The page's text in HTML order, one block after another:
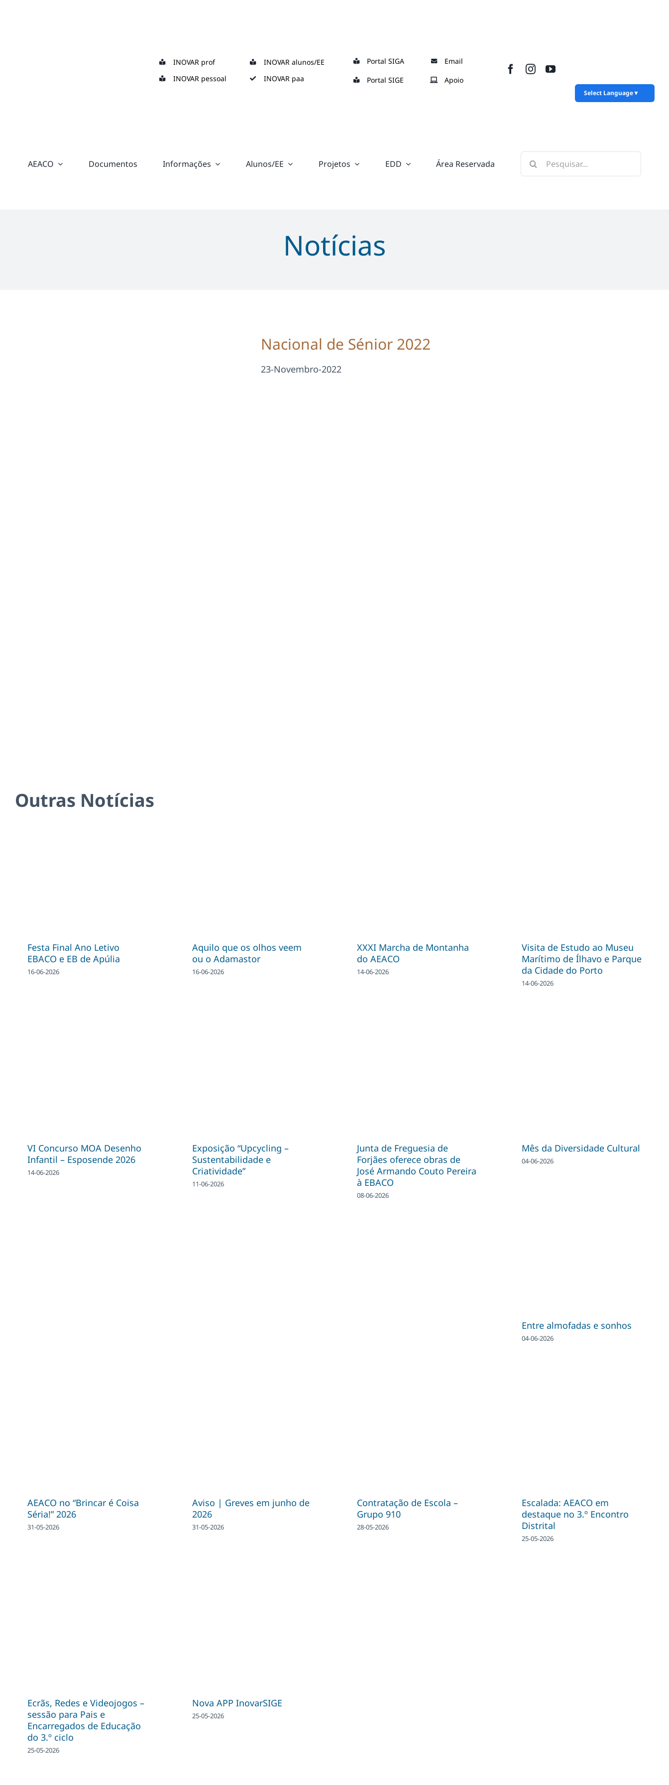
INOVAR prof
INOVAR pessoal
INOVAR alunos/EE
INOVAR paa
Portal SIGA
Portal SIGE
Email
Apoio
Select Language▼
AEACO Documentos Informações Alunos/EE Projetos EDD Área Reservada Pesquisar
Notícias
Nacional de Sénior 2022
23-Novembro-2022
Outras Notícias
Festa Final Ano Letivo
EBACO e EB de Apúlia
16-06-2026
Aquilo que os olhos veem
ou o Adamastor
16-06-2026
XXXI Marcha de Montanha
do AEACO
14-06-2026
Visita de Estudo ao Museu
Marítimo de Ílhavo e Parque
da Cidade do Porto
14-06-2026
VI Concurso MOA Desenho
Infantil – Esposende 2026
14-06-2026
Exposição “Upcycling –
Sustentabilidade e
Criatividade”
11-06-2026
Junta de Freguesia de
Forjães oferece obras de
José Armando Couto Pereira
à EBACO
08-06-2026
Mês da Diversidade Cultural
04-06-2026
Entre almofadas e sonhos
04-06-2026
AEACO no “Brincar é Coisa
Séria!” 2026
31-05-2026
Aviso | Greves em junho de
2026
31-05-2026
Contratação de Escola –
Grupo 910
28-05-2026
Escalada: AEACO em
destaque no 3.º Encontro
Distrital
25-05-2026
Ecrãs, Redes e Videojogos –
sessão para Pais e
Encarregados de Educação
do 3.º ciclo
25-05-2026
Nova APP InovarSIGE
25-05-2026